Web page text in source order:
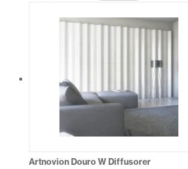
produkten
har
varianter.
olika
alternativen
kan
produktsidan
Artnovion Douro W Diffusorer